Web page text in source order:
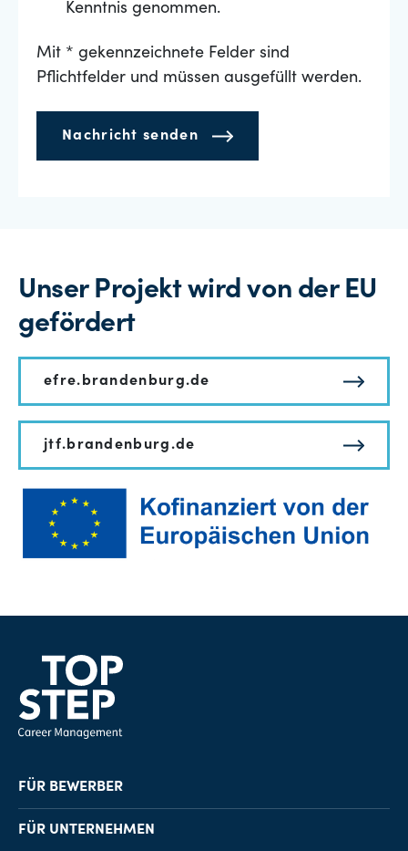
Kenntnis genommen.
Mit * gekennzeichnete Felder sind
Pflichtfelder und müssen ausgefüllt werden.
Nachricht senden
Unser Projekt wird von der EU
gefördert
efre.brandenburg.de
jtf.brandenburg.de
FÜR BEWERBER
Job-Finder
FÜR UNTERNEHMEN